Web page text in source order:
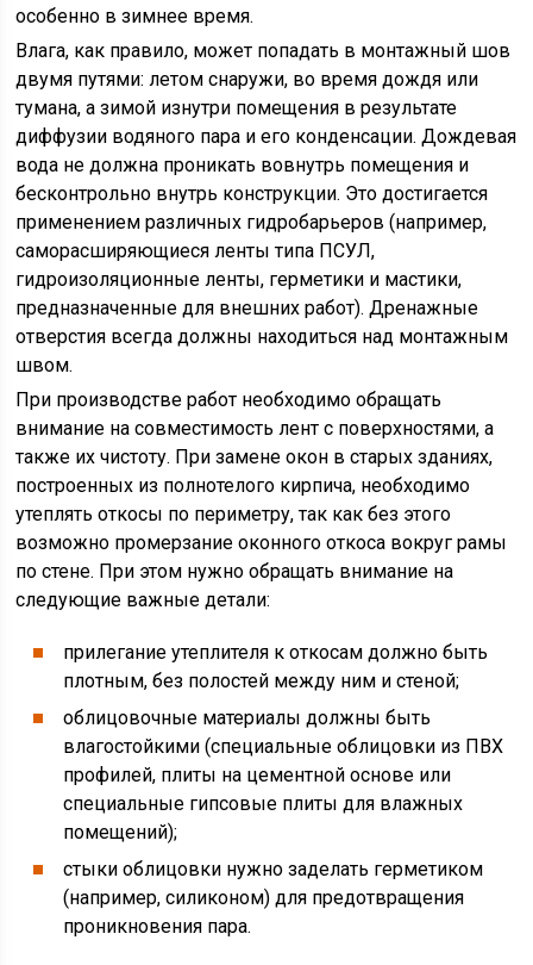
особенно в зимнее время.
Влага, как правило, может попадать в монтажный шов
двумя путями: летом снаружи, во время дождя или
тумана, а зимой изнутри помещения в результате
диффузии водяного пара и его конденсации. Дождевая
вода не должна проникать вовнутрь помещения и
бесконтрольно внутрь конструкции. Это достигается
применением различных гидробарьеров (например,
саморасширяющиеся ленты типа ПСУЛ,
гидроизоляционные ленты, герметики и мастики,
предназначенные для внешних работ). Дренажные
отверстия всегда должны находиться над монтажным
швом.
При производстве работ необходимо обращать
внимание на совместимость лент с поверхностями, а
также их чистоту. При замене окон в старых зданиях,
построенных из полнотелого кирпича, необходимо
утеплять откосы по периметру, так как без этого
возможно промерзание оконного откоса вокруг рамы
по стене. При этом нужно обращать внимание на
следующие важные детали:
прилегание утеплителя к откосам должно быть
плотным, без полостей между ним и стеной;
облицовочные материалы должны быть
влагостойкими (специальные облицовки из ПВХ
профилей, плиты на цементной основе или
специальные гипсовые плиты для влажных
помещений);
стыки облицовки нужно заделать герметиком
(например, силиконом) для предотвращения
проникновения пара.